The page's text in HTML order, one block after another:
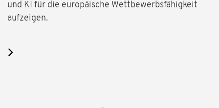
und KI für die europäische Wettbewerbsfähigkeit
aufzeigen.